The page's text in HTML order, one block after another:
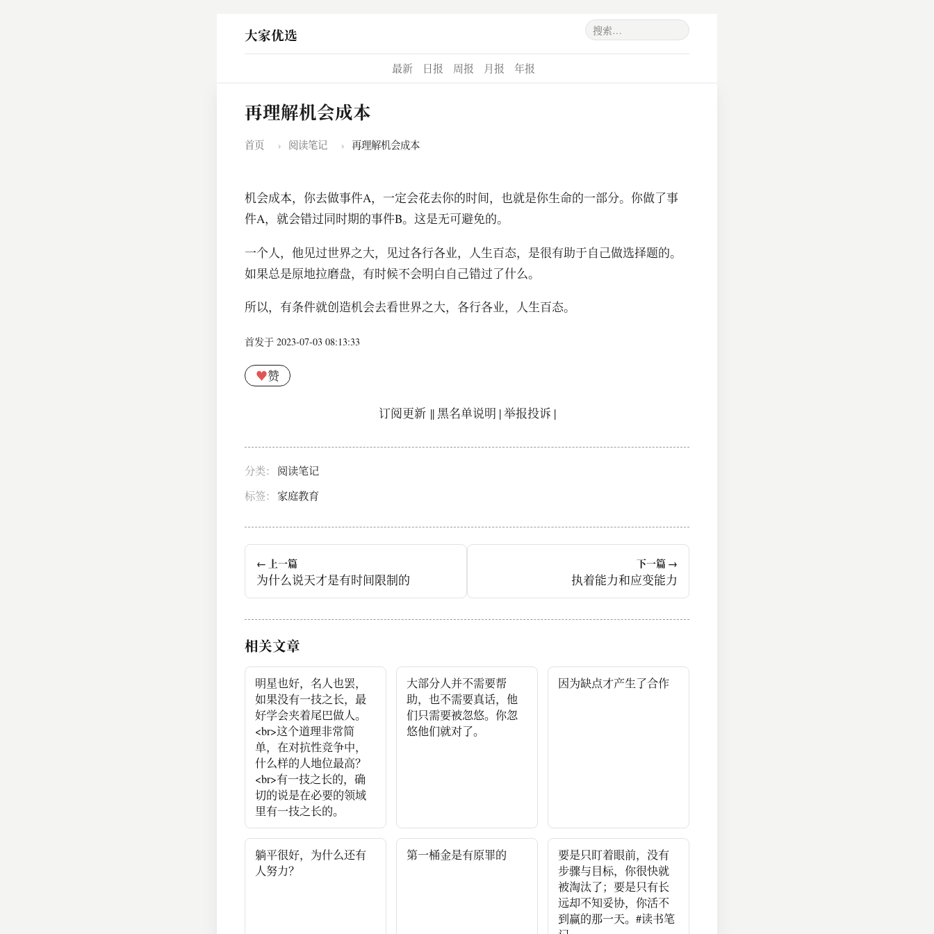
大家优选
最新 日报 周报 月报 年报
再理解机会成本
首页 › 阅读笔记 › 再理解机会成本
机会成本，你去做事件A，一定会花去你的时间，也就是你生命的一部分。你做了事
件A，就会错过同时期的事件B。这是无可避免的。
一个人，他见过世界之大，见过各行各业，人生百态，是很有助于自己做选择题的。
如果总是原地拉磨盘，有时候不会明白自己错过了什么。
所以，有条件就创造机会去看世界之大，各行各业，人生百态。
首发于 2023-07-03 08:13:33
♥赞
订阅更新||黑名单说明 |举报投诉 |
分类：
阅读笔记
标签： 家庭教育
← 上一篇
为什么说天才是有时间限制的
下一篇 →
执着能力和应变能力
相关文章
明星也好，名人也罢，
如果没有一技之长，最
好学会夹着尾巴做人。
<br>这个道理非常简
单，在对抗性竞争中，
什么样的人地位最高？
<br>有一技之长的，确
切的说是在必要的领域
里有一技之长的。
大部分人并不需要帮
助，也不需要真话，他
们只需要被忽悠。你忽
悠他们就对了。
因为缺点才产生了合作
躺平很好，为什么还有
人努力？
第一桶金是有原罪的
要是只盯着眼前，没有
步骤与目标，你很快就
被淘汰了；要是只有长
远却不知妥协，你活不
到赢的那一天。#读书笔